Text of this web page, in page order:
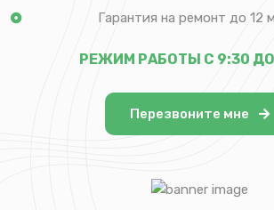
Гарантия на ремонт до 12
РЕЖИМ РАБОТЫ С 9:30
Перезвоните мне